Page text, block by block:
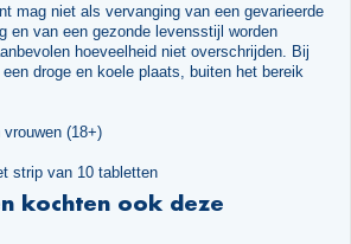
mag niet als vervanging van een gevarieerde
en van een gezonde levensstijl worden
hoeveelheid niet overschrijden. Bij
droge en koele plaats, buiten het bereik
vrouwen (18+)
strip van 10 tabletten
kochten ook deze